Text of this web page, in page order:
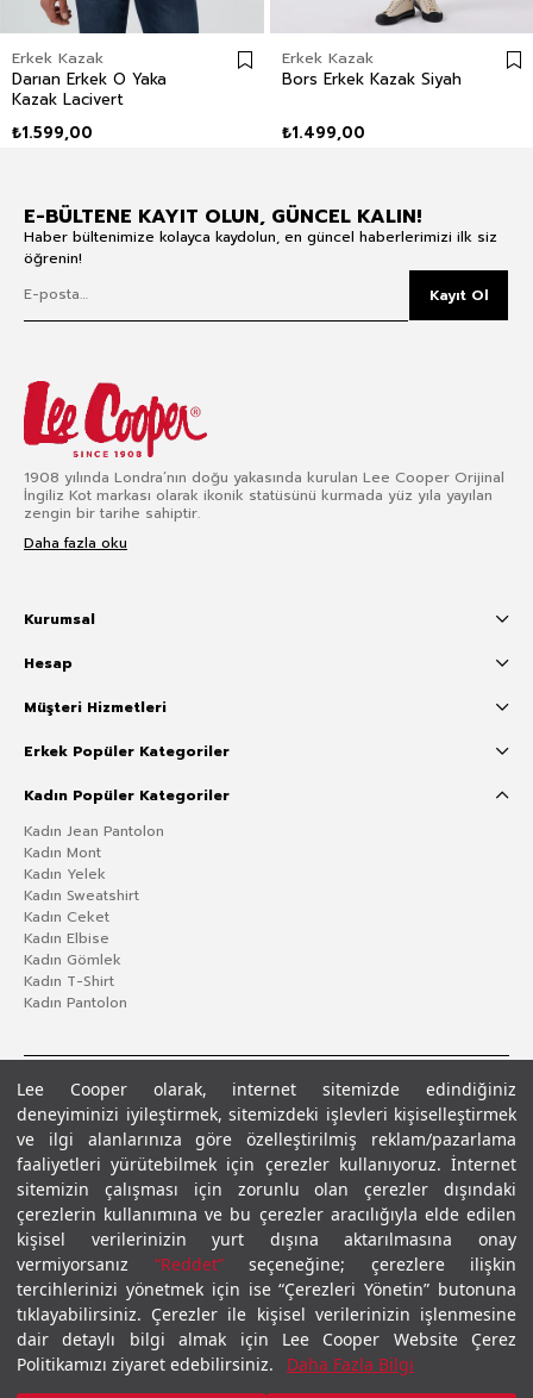
Lee Cooper olarak, internet sitemizde edindiğiniz
deneyiminizi iyileştirmek, sitemizdeki işlevleri kişiselleştirmek
ve ilgi alanlarınıza göre özelleştirilmiş reklam/pazarlama
faaliyetleri yürütebilmek için çerezler kullanıyoruz. İnternet
sitemizin çalışması için zorunlu olan çerezler dışındaki
çerezlerin kullanımına ve bu çerezler aracılığıyla elde edilen
kişisel verilerinizin yurt dışına aktarılmasına onay
vermiyorsanız “Reddet”seçeneğine; çerezlere ilişkin
tercihlerinizi yönetmek için ise “Çerezleri Yönetin” butonuna
tıklayabilirsiniz. Çerezler ile kişisel verilerinizin işlenmesine
dair detaylı bilgi almak için Lee Cooper Website Çerez
Politikamızı ziyaret edebilirsiniz.
Daha Fazla Bilgi
Erkek Kazak
Darıan Erkek O Yaka
Kazak Lacivert
₺1.599,00
Erkek Kazak
Bors Erkek Kazak Siyah
₺1.499,00
E-BÜLTENE KAYIT OLUN, GÜNCEL KALIN!
Haber bültenimize kolayca kaydolun, en güncel haberlerimizi ilk siz
öğrenin!
Kayıt Ol
1908 yılında Londra’nın doğu yakasında kurulan Lee Cooper Orijinal
İngiliz Kot markası olarak ikonik statüsünü kurmada yüz yıla yayılan
zengin bir tarihe sahiptir.
Daha fazla oku
Kurumsal
Hesap
Müşteri Hizmetleri
Erkek Popüler Kategoriler
Kadın Popüler Kategoriler
Kadın Jean Pantolon
Kadın Mont
Kadın Yelek
Kadın Sweatshirt
Kadın Ceket
Kadın Elbise
Kadın Gömlek
Kadın T-Shirt
Kadın Pantolon
Gizlilik PolitikasıÇerez Politikası KVKK Aydınlatma MetniŞartlar ve Koşullar
© 2026 Leecooper - Tüm Hakları Saklıdır.